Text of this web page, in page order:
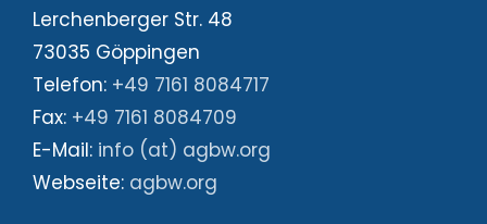
Lerchenberger Str. 48
73035 Göppingen
Telefon: +49 7161 8084717
Fax: +49 7161 8084709
E-Mail: info (at) agbw.org
Webseite: agbw.org